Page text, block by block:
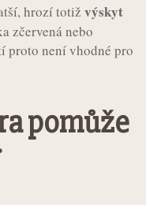
hrozí totiž výskyt
zčervená nebo
proto není vhodné pro
pomůže